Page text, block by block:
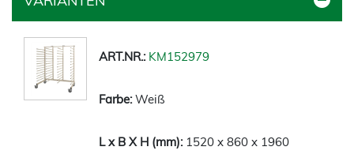
KM152979
Weiß
1520 x 860 x 1960